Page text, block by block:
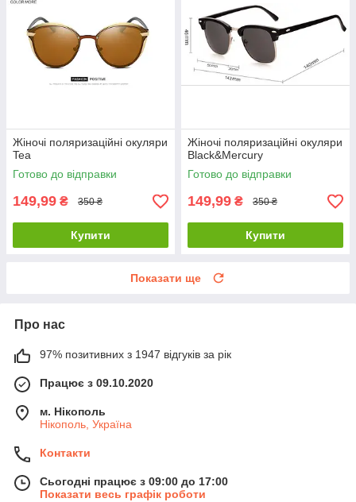
Жіночі поляризаційні окуляри
Tea
Готово до відправки
149,99 ₴ 350 ₴
Купити
Жіночі поляризаційні окуляри
Black&Mercury
Готово до відправки
149,99 ₴ 350 ₴
Купити
Показати ще
Про нас
97% позитивних з 1947 відгуків за рік
Працює з 09.10.2020
м. Нікополь
Нікополь, Україна
Контакти
Сьогодні працює з 09:00 до 17:00
Показати весь графік роботи